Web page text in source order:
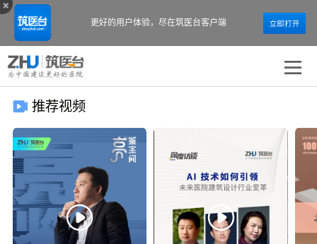
推荐视频
更好的用户体验， 尽在筑医台客户端